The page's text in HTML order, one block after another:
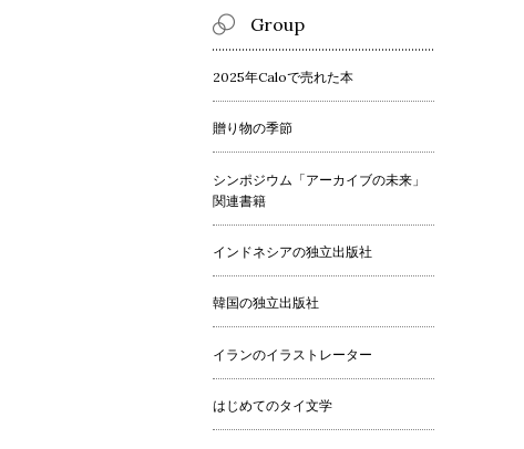
Group
2025年Caloで売れた本
贈り物の季節
シンポジウム「アーカイブの未来」
関連書籍
インドネシアの独立出版社
韓国の独立出版社
イランのイラストレーター
はじめてのタイ文学